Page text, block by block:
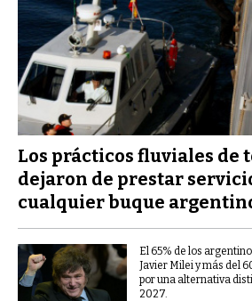
Los prácticos fluviales de
dejaron de prestar
cualquier buque
El 65% de los
Javier Milei y más del
por una alternativa
2027.